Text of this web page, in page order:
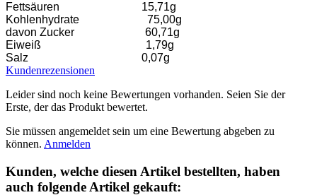
Fettsäuren 15,71g
Kohlenhydrate 75,00g
davon Zucker 60,71g
Eiweiß 1,79g
Salz 0,07g
Kundenrezensionen
Leider sind noch keine Bewertungen vorhanden. Seien Sie der
Erste, der das Produkt bewertet.
Sie müssen angemeldet sein um eine Bewertung abgeben zu
können. Anmelden
Kunden, welche diesen Artikel bestellten, haben
auch folgende Artikel gekauft: